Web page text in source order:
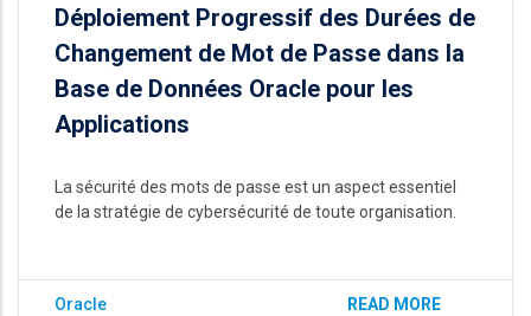
Déploiement Progressif des Durées de
Changement de Mot de Passe dans la
Base de Données Oracle pour les
Applications
La sécurité des mots de passe est un aspect essentiel
de la stratégie de cybersécurité de toute organisation.
Oracle READ MORE